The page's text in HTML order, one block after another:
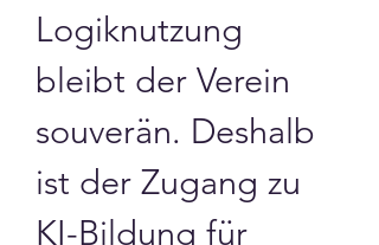
Logiknutzung
bleibt der Verein
souverän. Deshalb
ist der Zugang zu
KI-Bildung für